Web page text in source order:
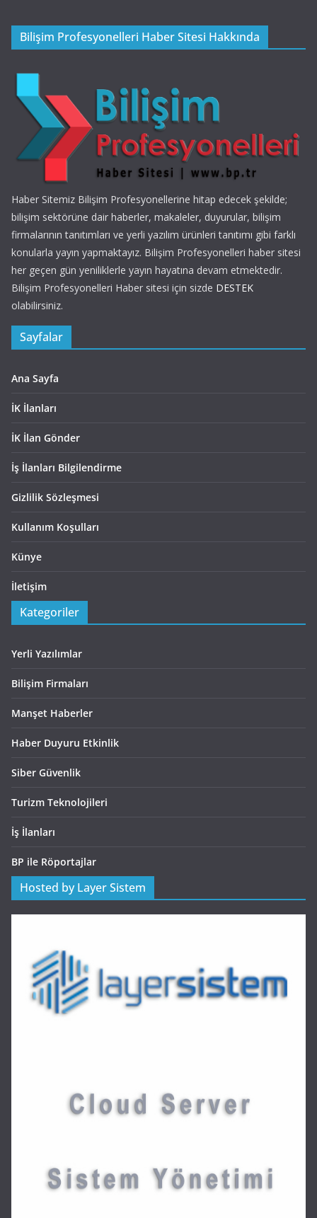
Bilişim Profesyonelleri Haber Sitesi Hakkında
Haber Sitemiz Bilişim Profesyonellerine hitap edecek şekilde;
bilişim sektörüne dair haberler, makaleler, duyurular, bilişim
firmalarının tanıtımları ve yerli yazılım ürünleri tanıtımı gibi farklı
konularla yayın yapmaktayız. Bilişim Profesyonelleri haber sitesi
her geçen gün yeniliklerle yayın hayatına devam etmektedir.
Bilişim Profesyonelleri Haber sitesi için sizde DESTEK
olabilirsiniz.
Sayfalar
Ana Sayfa
İK İlanları
İK İlan Gönder
İş İlanları Bilgilendirme
Gizlilik Sözleşmesi
Kullanım Koşulları
Künye
İletişim
Kategoriler
Yerli Yazılımlar
Bilişim Firmaları
Manşet Haberler
Haber Duyuru Etkinlik
Siber Güvenlik
Turizm Teknolojileri
İş İlanları
BP ile Röportajlar
Hosted by Layer Sistem